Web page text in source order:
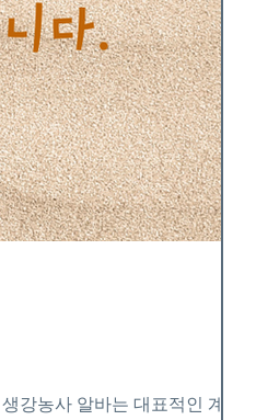
강농사 알바는 대표적인 계절 농